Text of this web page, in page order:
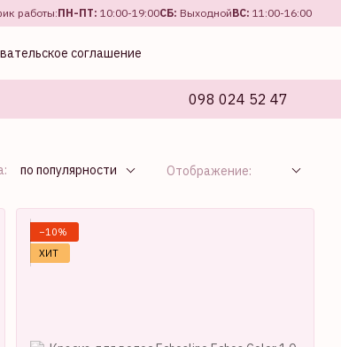
работы:ПН-ПТ: 10:00-19:00СБ: ВыходнойВС: 11:00-16:00
соглашение
098 024 52 47
по популярности Отображение:
−10%
ХИТ